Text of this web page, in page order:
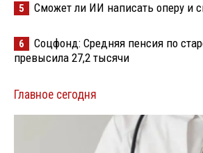
5 Сможет ли ИИ написать оперу и
6
Соцфонд: Средняя пенсия по
превысила 27,2 тысячи
Главное сегодня